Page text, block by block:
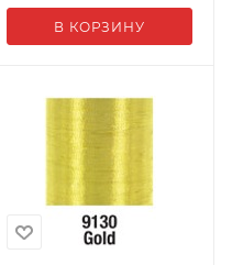
В КОРЗИНУ